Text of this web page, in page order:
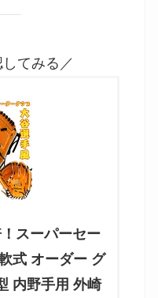
てみる／
！スーパーセー
式 オーダー グ
内野手用 外崎